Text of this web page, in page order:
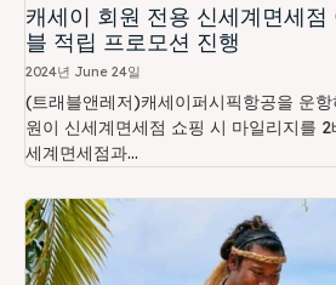
캐세이 회원 전용 신세계면세점
블 적립 프로모션 진행
2024년 June 24일
(트래블앤레저)캐세이퍼시픽항공을 운
원이 신세계면세점 쇼핑 시 마일리지를 2
세계면세점과...